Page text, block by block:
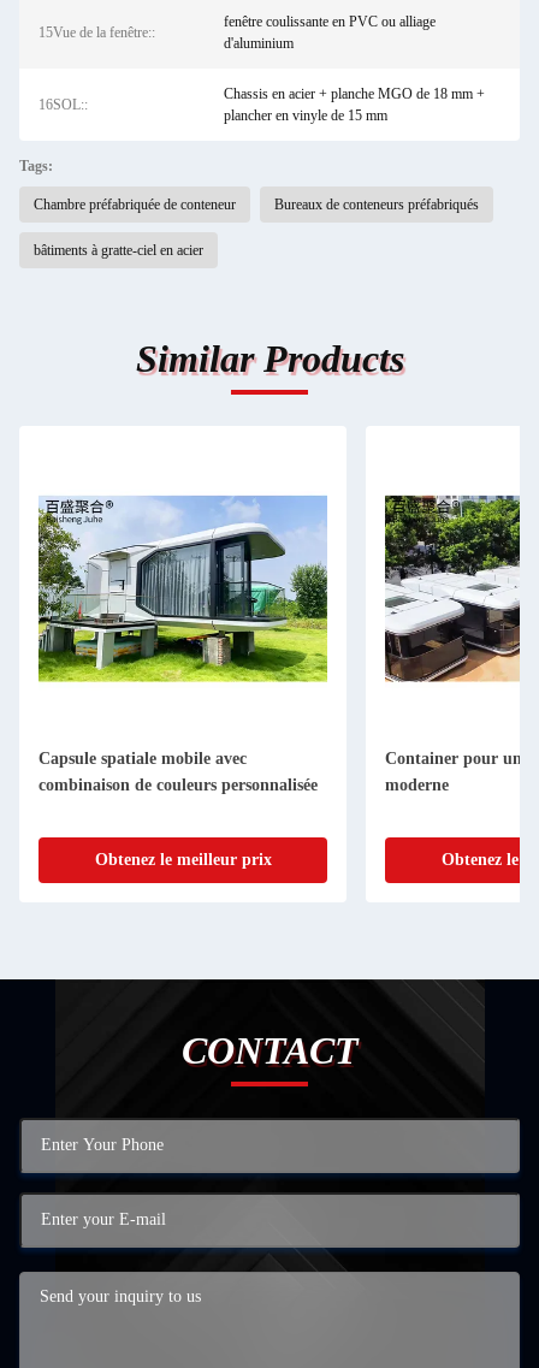
15Vue de la fenêtre::
fenêtre coulissante en PVC ou alliage
d'aluminium
16SOL::
Chassis en acier + planche MGO de 18 mm +
plancher en vinyle de 15 mm
Tags:
Chambre préfabriquée de conteneur Bureaux de conteneurs préfabriqués
bâtiments à gratte-ciel en acier
Similar Products
Container pour une capsule spatiale
moderne
Obtenez le meilleur prix
Maison de
CONTACT